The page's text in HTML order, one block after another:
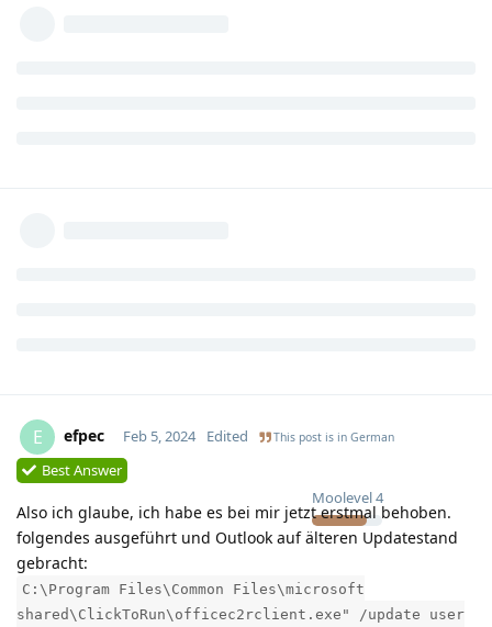
E efpec
Moolevel4
Feb 5, 2024 Edited This post is in German
Best Answer
Also ich glaube, ich habe es bei mir jetzt erstmal behoben.
folgendes ausgeführt und Outlook auf älteren Updatestand
gebracht:
C:\Program Files\Common Files\microsoft
shared\ClickToRun\officec2rclient.exe" /update user